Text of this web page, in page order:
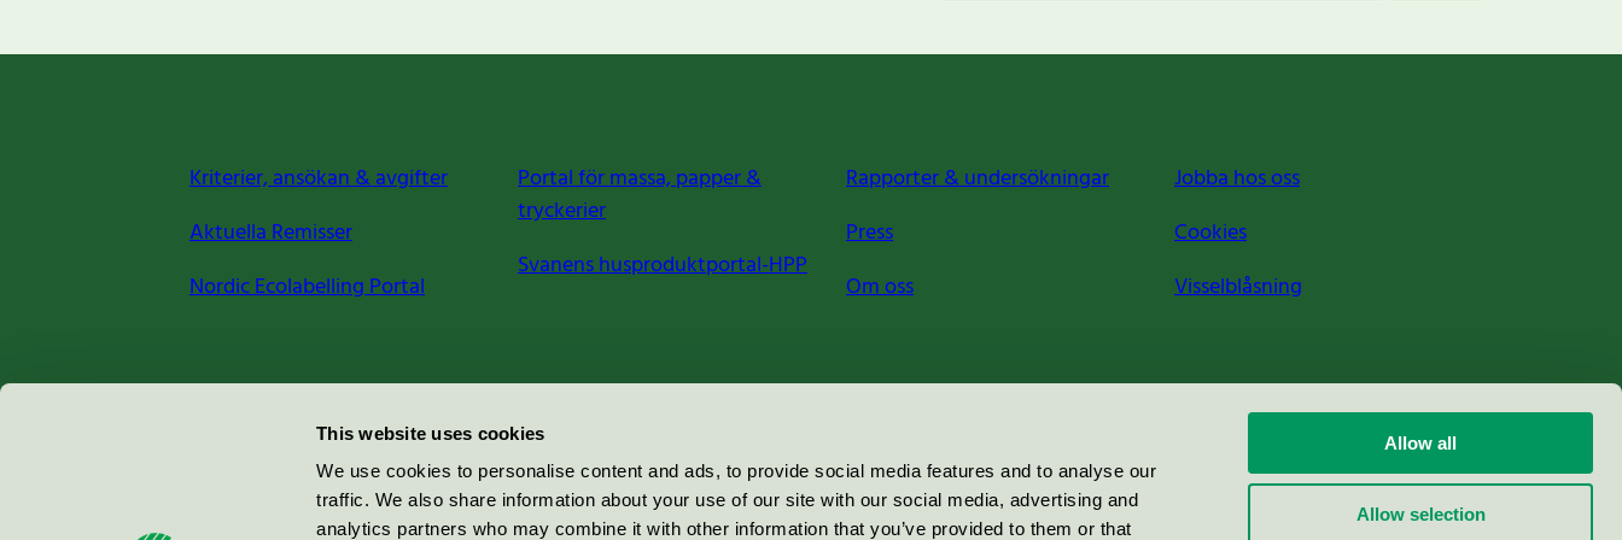
This website uses cookies
We use cookies to personalise content and ads, to provide social media features and to analyse our
traffic. We also share information about your use of our site with our social media, advertising and
analytics partners who may combine it with other information that you’ve provided to them or that
Allow all
Allow selection
Kriterier, ansökan & avgifter
Aktuella Remisser
Nordic Ecolabelling Portal
Portal för massa, papper &
tryckerier
Svanens husproduktportal-HPP
Rapporter & undersökningar
Press
Om oss
Jobba hos oss
Cookies
Visselblåsning
Miljömärkning Sverige AB
100 64